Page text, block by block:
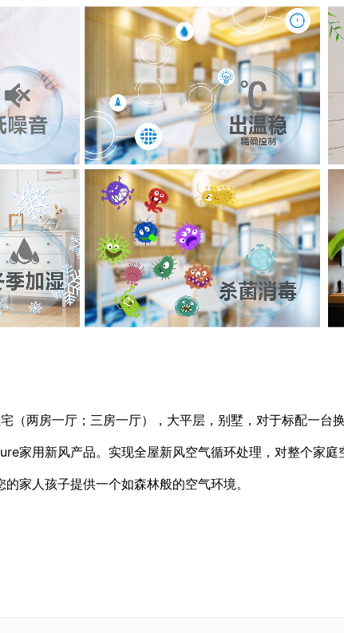
（两房一厅；三房一厅），大平层，别墅，对于标配一
家用新风产品。 实现全屋新风空气循环处理，对整个家
家人孩子提供一个如森林般的空气环境。